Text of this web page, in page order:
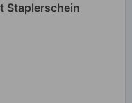
Staplerschein